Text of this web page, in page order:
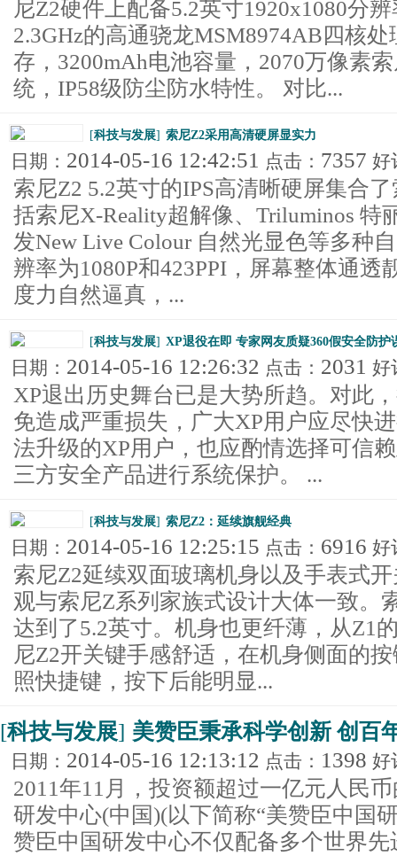
尼Z2硬件上配备5.2英寸1920x1080分
2.3GHz的高通骁龙MSM8974AB四核
存，3200mAh电池容量，2070万像素
统，IP58级防尘防水特性。 对比...
[科技与发展] 索尼Z2采用高清硬屏显实力
日期： 2014-05-16 12:42:51 点击： 7357 好
索尼Z2 5.2英寸的IPS高清晰硬屏集合
括索尼X-Reality超解像、Triluminos 特
发New Live Colour 自然光显色等多种
辨率为1080P和423PPI，屏幕整体通透
度力自然逼真，...
[科技与发展] XP退役在即 专家网友质疑360假安全防护
日期： 2014-05-16 12:26:32 点击： 2031 好
XP退出历史舞台已是大势所趋。对此
免造成严重损失，广大XP用户应尽快
法升级的XP用户，也应酌情选择可信
三方安全产品进行系统保护。 ...
[科技与发展] 索尼Z2：延续旗舰经典
日期： 2014-05-16 12:25:15 点击： 6916 好
索尼Z2延续双面玻璃机身以及手表式
观与索尼Z系列家族式设计大体一致。
达到了5.2英寸。机身也更纤薄，从Z1
尼Z2开关键手感舒适，在机身侧面的
照快捷键，按下后能明显...
[科技与发展] 美赞臣秉承科学创新 创百
日期： 2014-05-16 12:13:12 点击： 1398 好
2011年11月，投资额超过一亿元人民
研发中心(中国)(以下简称“美赞臣中国
赞臣中国研发中心不仅配备多个世界